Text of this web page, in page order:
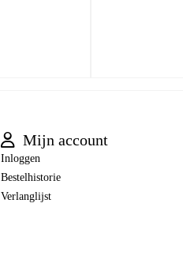
Mijn account
Inloggen
Bestelhistorie
Verlanglijst